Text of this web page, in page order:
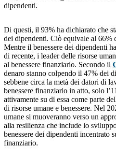
dipendenti.
Di questi, il 93% ha dichiarato che
dei dipendenti. Ciò equivale al 66%
Mentre il benessere dei dipendenti
di recente, i leader delle risorse
al benessere finanziario. Secondo il
denaro stanno colpendo il 47% dei
sebbene circa la metà dei datori di
benessere finanziario in atto, solo
attivamente su di essa come parte
di risorse umane e benessere. Nel
umane si muoveranno verso un
alla resilienza che include lo
benessere dei dipendenti incentrato
finanziario.